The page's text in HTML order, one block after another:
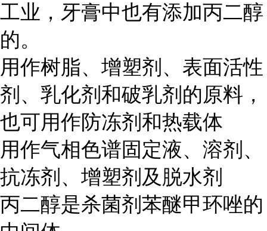
工业，牙膏中也有添加丙二醇
的。
用作树脂、增塑剂、表面活性
剂、乳化剂和破乳剂的原料，
也可用作防冻剂和热载体
用作气相色谱固定液、溶剂、
抗冻剂、增塑剂及脱水剂
丙二醇是杀菌剂苯醚甲环唑的